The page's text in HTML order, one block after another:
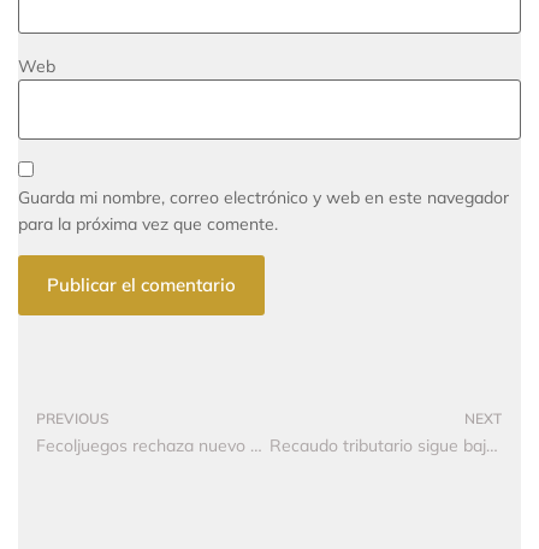
Web
Guarda mi nombre, correo electrónico y web en este navegador
para la próxima vez que comente.
PREVIOUS
Fecoljuegos rechaza nuevo decreto de pago anticipado de renta
NEXT
Recaudo tributario sigue bajo presión por devoluciones y bajo crecimiento